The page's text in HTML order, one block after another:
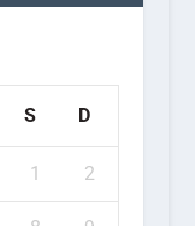
S D
1 2